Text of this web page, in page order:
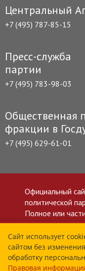
Центральный
+7 (495) 787-85-15
Пресс-служба
партии
+7 (495) 783-98-03
Общественная
фракции в
+7 (495) 629-61-01
Официальный
политической
Полное или
приветствуется
Политика в
данных
Все материалы
Сайт использует
сайтом без
обработку
Правовая